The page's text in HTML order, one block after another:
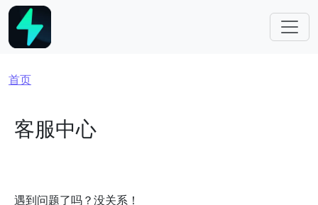
跳转到主要内容
面包屑
首页
客服中心
遇到问题了吗？没关系！